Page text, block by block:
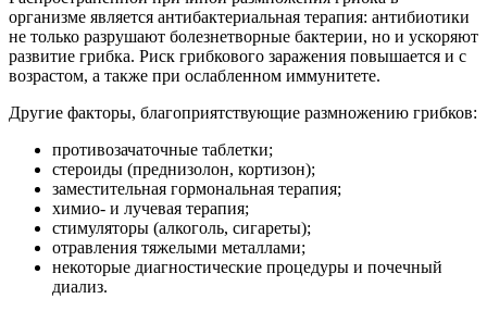
организме является антибактериальная терапия: антибиотики
не только разрушают болезнетворные бактерии, но и ускоряют
развитие грибка. Риск грибкового заражения повышается и с
возрастом, а также при ослабленном иммунитете.
Другие факторы, благоприятствующие размножению грибков:
противозачаточные таблетки;
стероиды (преднизолон, кортизон);
заместительная гормональная терапия;
химио- и лучевая терапия;
стимуляторы (алкоголь, сигареты);
отравления тяжелыми металлами;
некоторые диагностические процедуры и почечный
диализ.